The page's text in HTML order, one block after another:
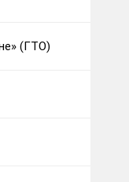
(ГТО)